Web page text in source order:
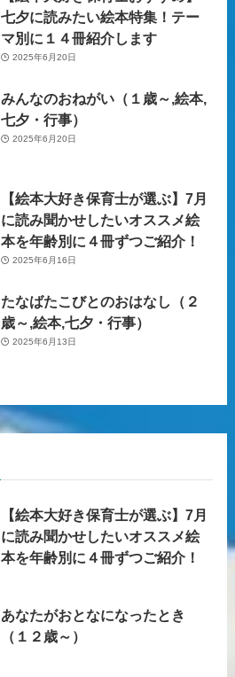
七夕に読みたい絵本特集！テー
マ別に１４冊紹介します
2025年6月20日
みんなのおねがい（１歳～,絵本,
七夕・行事）
2025年6月20日
【絵本大好き保育士が選ぶ】7月
に読み聞かせしたいオススメ絵
本を年齢別に４冊ずつご紹介！
2025年6月16日
たなばたこびとのおはなし（２
歳～,絵本,七夕・行事）
2025年6月13日
【絵本大好き保育士が選ぶ】7月
に読み聞かせしたいオススメ絵
本を年齢別に４冊ずつご紹介！
あなたがおとなになったとき
（１２歳～）